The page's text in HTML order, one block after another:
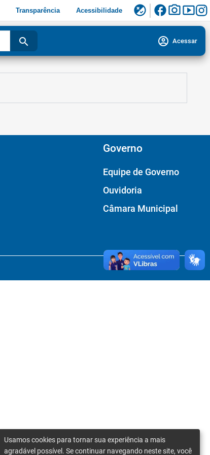
Transparência Acessibilidade flaky facebookphoto_camerasmart_display
search account_circle Acessar
Governo
Equipe de Governo
Ouvidoria
Câmara Municipal
Usamos cookies para tornar sua experiência a mais
agradável possível. Se continuar navegando neste site, você